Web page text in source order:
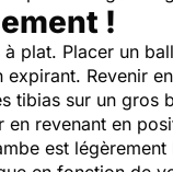
!
plat. Placer un
Revenir
tibias sur un
revenant en
est légèrement